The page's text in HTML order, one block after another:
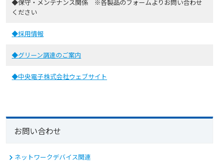
◆保守・メンテナンス関係 ※各製品のフォームよりお問い合わせ
ください
◆採用情報
◆グリーン調達のご案内
◆中央電子株式会社ウェブサイト
お問い合わせ
ネットワークデバイス関連